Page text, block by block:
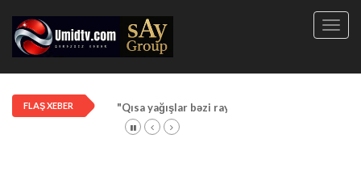
FLAŞ XEBER "Qısa yağışlar bəzi rayonlarda davam edir"